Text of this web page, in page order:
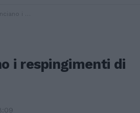
di massa”
i respingimenti di